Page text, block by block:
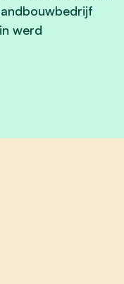
werd